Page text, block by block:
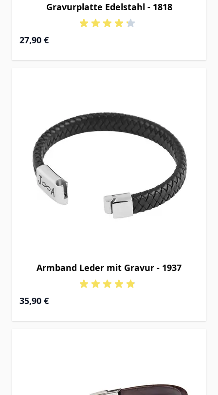
Gravurplatte Edelstahl - 1818
27,90 €
Armband Leder mit Gravur - 1937
35,90 €